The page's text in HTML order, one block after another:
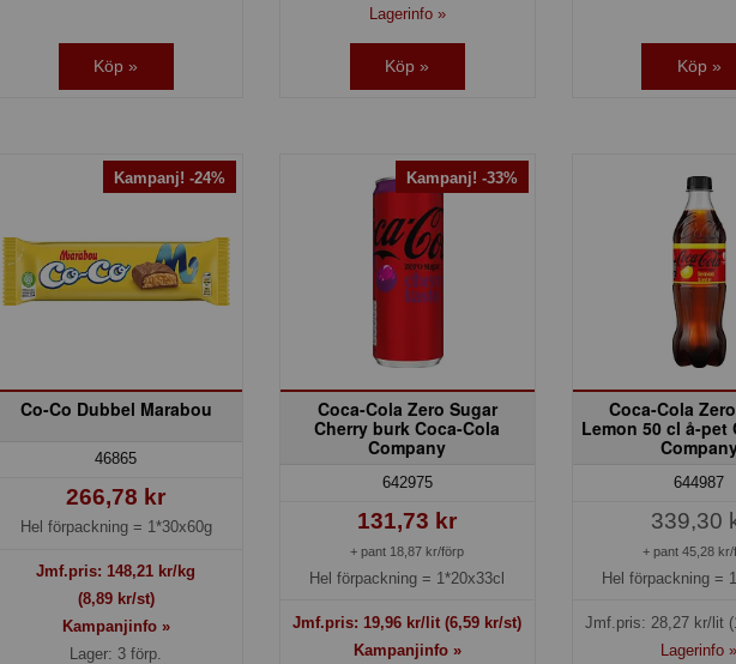
Köp »
Lagerinfo »
Köp » Köp »
Kampanj! -24%
Co-Co Dubbel Marabou
46865
266,78 kr
Hel förpackning = 1*30x60g
Jmf.pris: 148,21 kr/kg
(8,89 kr/st)
Kampanjinfo »
Lager: 3 förp.
Kampanj! -33%
Coca-Cola Zero Sugar
Cherry burk Coca-Cola
Company
642975
131,73 kr
+ pant 18,87 kr/förp
Hel förpackning = 1*20x33cl
Jmf.pris: 19,96 kr/lit(6,59 kr/st)
Kampanjinfo »
Coca-Cola
Lemon 50 cl å-pet
644987
339,30
+ pant 45,28 kr/
Hel förpackning =
Jmf.pris: 28,27 kr/lit
Lagerinfo »